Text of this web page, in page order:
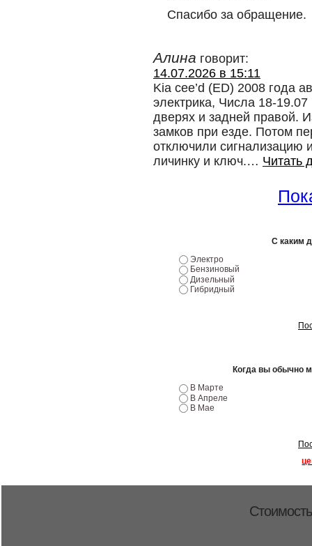
Спасибо за обращение.
Алина говорит:
14.07.2026 в 15:11
Kia cee’d (ED) 2008 года
электрика, Числа 18-
дверях и задней правой.
замков при езде. Потом
отключили сигнализацию
личинку и ключ.… Читать
С каким
Электро
Бензиновый
Дизельный
Гибридный
Когда вы обычно
В Марте
В Апреле
В Мае